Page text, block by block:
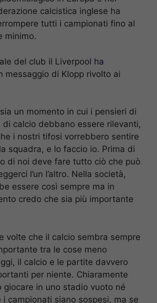
calcistica inglese ha
tutti i campionati fino al
minimo.
del club il Liverpool ha
messaggio di Klopp rivolto ai
un momento in cui i pensieri di
di calcio debbano essere rilevanti,
i nostri tifosi vorrebbero sentire
squadra, e lo faccio io. Prima di
di noi deve fare tutto ciò che può
l’un l’altro. Nella società,
essere così sempre ma in
credo che sia più importante
volte che il calcio sembra sempre
tra le cose meno
il calcio e le partite davvero
per niente. Chiaramente
giocare in uno stadio vuoto né
i campionati siano sospesi, ma se